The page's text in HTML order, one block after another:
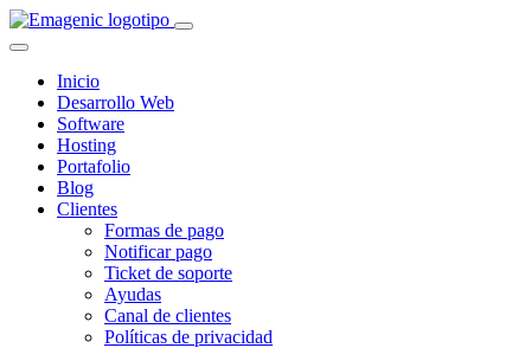
Inicio
Desarrollo Web
Software
Hosting
Portafolio
Blog
Clientes
Formas de pago
Notificar pago
Ticket de soporte
Ayudas
Canal de clientes
Políticas de privacidad